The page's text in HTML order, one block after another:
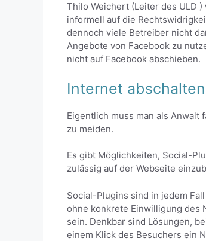
Thilo Weichert (Leiter des ULD
informell auf die
dennoch viele Betreiber nicht
Angebote von Facebook zu
nicht auf Facebook abschieben.
Internet
Eigentlich muss man als Anwalt
zu meiden.
Es gibt Möglichkeiten, Social-
zulässig auf der Webseite
Social-Plugins sind in jedem
ohne konkrete Einwilligung des
sein. Denkbar sind Lösungen,
einem Klick des Besuchers ein